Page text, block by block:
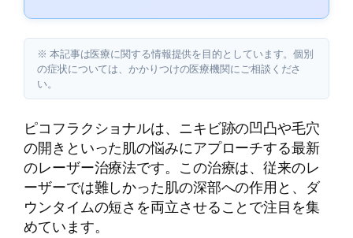
※ 本記事は医療に関する情報提供を目的としています。個別
の症状については、かかりつけの医療機関にご相談くださ
い。
ピコフラクショナルは、ニキビ跡の凹凸や毛穴
の開きといった肌の悩みにアプローチする最新
のレーザー治療法です。この治療は、従来のレ
ーザーでは難しかった肌の深部への作用と、ダ
ウンタイムの短さを両立させることで注目を集
めています。